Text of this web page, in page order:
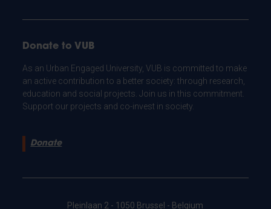
Donate to VUB
As an Urban Engaged University, VUB is committed to make
an active contribution to a better society: through research,
education and social projects. Join us in this commitment.
Support our projects and co-invest in society.
Donate
Pleinlaan 2 - 1050 Brussel - Belgium